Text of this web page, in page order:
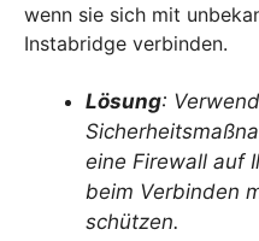
wenn sie sich mit
Instabridge verbinden.
Lösung:
eine Firewall auf
beim Verbinden
schützen.